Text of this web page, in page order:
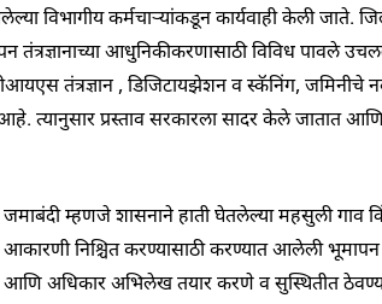
विभागीय कर्मचाऱ्यांकडून कार्यवाही केली
तंत्रज्ञानाच्या आधुनिकीकरणासाठी विविध
तंत्रज्ञान , डिजिटायझेशन व स्कॅनिंग, जमिनीचे
त्यानुसार प्रस्ताव सरकारला सादर केले जातात
जमाबंदीम्हणजेशासनानेहातीघेतलेल्यामहसुलीगाव
आकारणी निश्चितकरण्यासाठी करण्यात आलेली भूमापन
आणिअधिकारअभिलेखतयारकरणेवसुस्थितीत